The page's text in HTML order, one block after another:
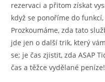
rezervaci a přitom získat
když se ponoříme do funkcí,
Prozkoumáme, zda tato
jde jen o další trik, který
se; je čas zjistit, zda ASAP
čas a těžce vydělané peníze!